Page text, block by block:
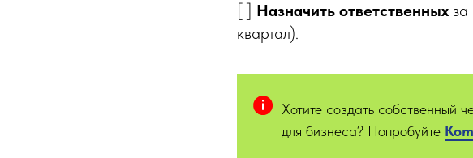
[ ] Назначить ответственных за
квартал).
Хотите создать собственный
для бизнеса? Попробуйте Kom